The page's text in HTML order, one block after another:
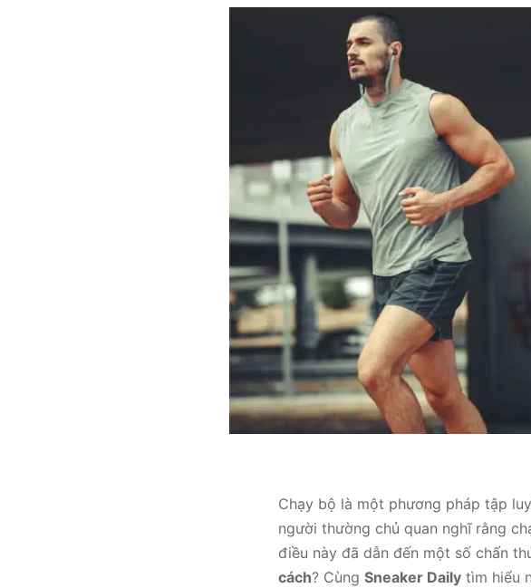
Chạy bộ là một phương pháp tập
người thường chủ quan nghĩ rằng
điều này đã dẫn đến một số chấn
cách? Cùng Sneaker Daily tìm hiểu